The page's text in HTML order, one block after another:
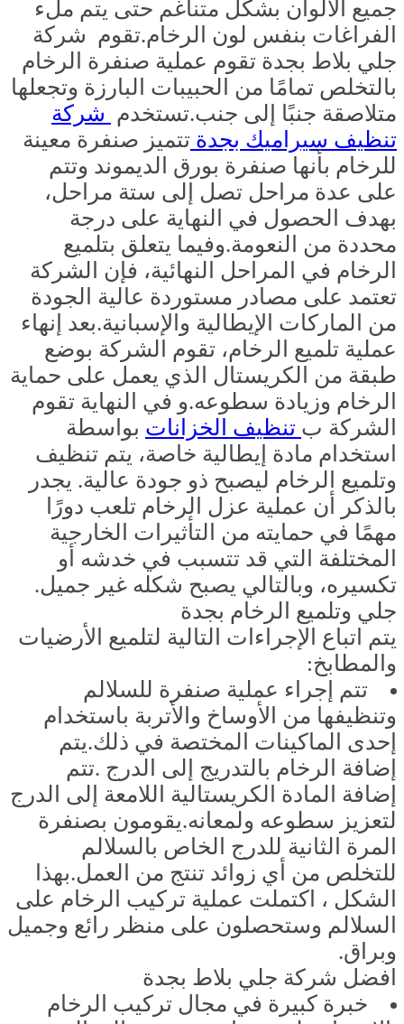
جميع الألوان بشكل متناغم حتى يتم ملء
الفراغات بنفس لون الرخام.تقوم شركة
جلي بلاط بجدة تقوم عملية صنفرة الرخام
بالتخلص تمامًا من الحبيبات البارزة وتجعلها
متلاصقة جنبًا إلى جنب.تستخدم شركة
تنظيف سيراميك بجدة تتميز صنفرة معينة
للرخام بأنها صنفرة بورق الديموند وتتم
على عدة مراحل تصل إلى ستة مراحل،
بهدف الحصول في النهاية على درجة
محددة من النعومة.وفيما يتعلق بتلميع
الرخام في المراحل النهائية، فإن الشركة
تعتمد على مصادر مستوردة عالية الجودة
من الماركات الإيطالية والإسبانية.بعد إنهاء
عملية تلميع الرخام، تقوم الشركة بوضع
طبقة من الكريستال الذي يعمل على حماية
الرخام وزيادة سطوعه.و في النهاية تقوم
الشركة ب تنظيف الخزانات بواسطة
استخدام مادة إيطالية خاصة، يتم تنظيف
وتلميع الرخام ليصبح ذو جودة عالية. يجدر
بالذكر أن عملية عزل الرخام تلعب دورًا
مهمًا في حمايته من التأثيرات الخارجية
المختلفة التي قد تتسبب في خدشه أو
تكسيره، وبالتالي يصبح شكله غير جميل.
جلي وتلميع الرخام بجدة
يتم اتباع الإجراءات التالية لتلميع الأرضيات
والمطابخ:
تتم إجراء عملية صنفرة للسلالم
وتنظيفها من الأوساخ والأتربة باستخدام
إحدى الماكينات المختصة في ذلك.يتم
إضافة الرخام بالتدريج إلى الدرج .تتم
إضافة المادة الكريستالية اللامعة إلى الدرج
لتعزيز سطوعه ولمعانه.يقومون بصنفرة
المرة الثانية للدرج الخاص بالسلالم
للتخلص من أي زوائد تنتج من العمل.بهذا
الشكل ، اكتملت عملية تركيب الرخام على
السلالم وستحصلون على منظر رائع وجميل
وبراق.
افضل شركة جلي بلاط بجدة
خبرة كبيرة في مجال تركيب الرخام